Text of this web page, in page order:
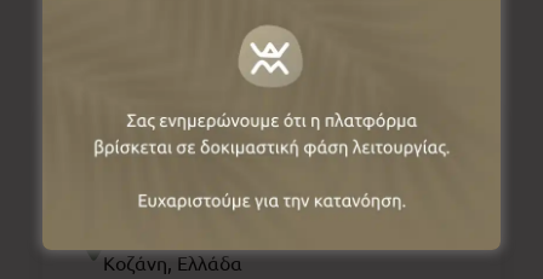
Κοζάνη, Ελλάδα